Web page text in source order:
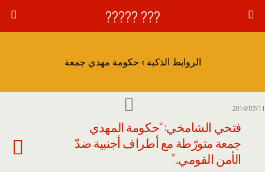
??? ?????
الروابط الذكية › حكومة مهدي جمعة
2014/07/11
فتحي الشامخي: “حكومة المهدي
جمعة متورّطة مع أطراف أجنبية ضدّ
الأمن القومي..”